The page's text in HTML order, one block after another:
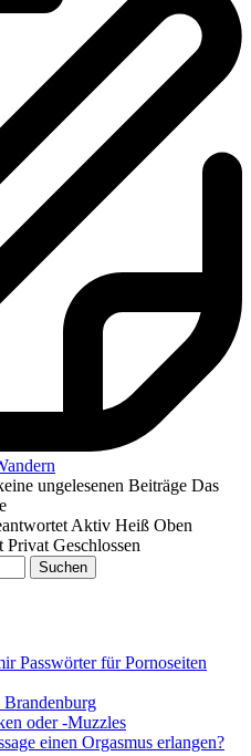
ungelesenen Beiträge Das
Aktiv Heiß Oben
Privat Geschlossen
Passwörter für Pornoseiten
oder -Muzzles
einen Orgasmus erlangen?